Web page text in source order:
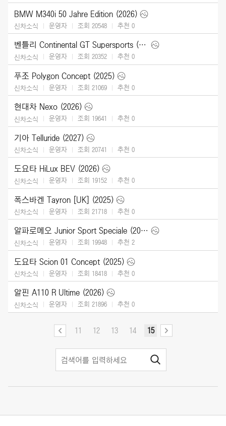
BMW M340i 50 Jahre Edition (2026)
신차소식 운영자 조회 20548 추천 0
벤틀리 Continental GT Supersports (2027)
신차소식 운영자 조회 20352 추천 0
푸조 Polygon Concept (2025)
신차소식 운영자 조회 21069 추천 0
현대차 Nexo (2026)
신차소식 운영자 조회 19641 추천 0
기아 Telluride (2027)
신차소식 운영자 조회 20741 추천 0
도요타 HiLux BEV (2026)
신차소식 운영자 조회 19152 추천 0
폭스바겐 Tayron [UK] (2025)
신차소식 운영자 조회 21718 추천 0
알파로메오 Junior Sport Speciale (2026)
신차소식 운영자 조회 19948 추천 2
도요타 Scion 01 Concept (2025)
신차소식 운영자 조회 18418 추천 0
알핀 A110 R Ultime (2026)
신차소식 운영자 조회 21896 추천 0
11 12 13 14 15